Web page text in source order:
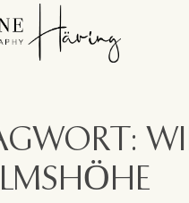
LMSHÖHE
Caro